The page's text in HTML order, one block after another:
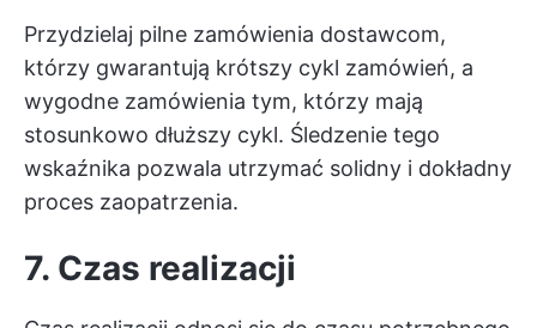
Przydzielaj pilne zamówienia dostawcom,
którzy gwarantują krótszy cykl zamówień, a
wygodne zamówienia tym, którzy mają
stosunkowo dłuższy cykl. Śledzenie tego
wskaźnika pozwala utrzymać solidny i dokładny
proces zaopatrzenia.
7. Czas realizacji